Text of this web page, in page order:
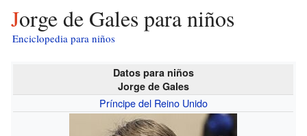
Jorge de Gales para niños
Enciclopedia para niños
Datos para niños
Jorge de Gales
Príncipe del Reino Unido